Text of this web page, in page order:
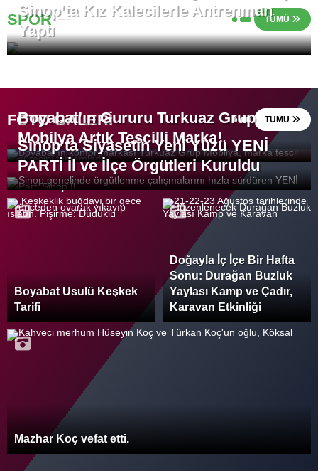
SPOR TÜMÜ
Sinop’ta Kız Kalecilerle Antrenman
Yaptı
FOTO GALERİ TÜMÜ
Boyabat’ın Gururu Turkuaz Grup
Mobilya Artık Tescilli Marka!
Sinop’ta Siyasetin Yeni Yüzü YENİ
PARTİ İl ve İlçe Örgütleri Kuruldu
Boyabat Usulü Keşkek
Tarifi
Doğayla İç İçe Bir Hafta
Sonu: Durağan Buzluk
Yaylası Kamp ve Çadır,
Karavan Etkinliği
Mazhar Koç vefat etti.